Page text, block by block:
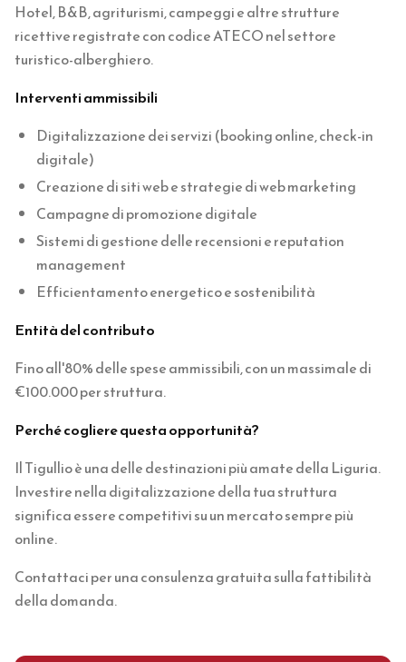
Hotel, B&B, agriturismi, campeggi e altre strutture
ricettive registrate con codice ATECO nel settore
turistico-alberghiero.
Interventi ammissibili
Digitalizzazione dei servizi (booking online, check-in
digitale)
Creazione di siti web e strategie di web marketing
Campagne di promozione digitale
Sistemi di gestione delle recensioni e reputation
management
Efficientamento energetico e sostenibilità
Entità del contributo
Fino all'80% delle spese ammissibili, con un massimale di
€100.000 per struttura.
Perché cogliere questa opportunità?
Il Tigullio è una delle destinazioni più amate della Liguria.
Investire nella digitalizzazione della tua struttura
significa essere competitivi su un mercato sempre più
online.
Contattaci per una consulenza gratuita sulla fattibilità
della domanda.